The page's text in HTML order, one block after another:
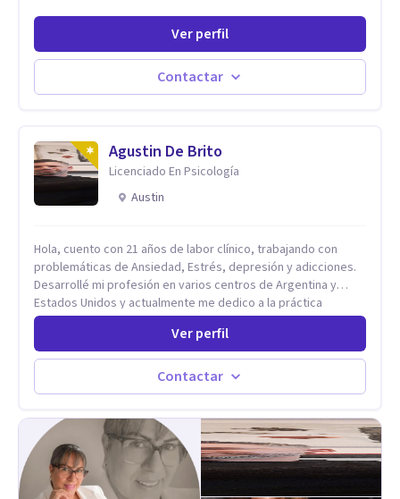
Ver perfil
Contactar
Agustin De Brito
Licenciado En Psicología
Austin
Hola, cuento con 21 años de labor clínico, trabajando con
problemáticas de Ansiedad, Estrés, depresión y adicciones.
Desarrollé mi profesión en varios centros de Argentina y
Estados Unidos y actualmente me dedico a la práctica
privada. Utilizo terapias cognitivas conductuales basadas en
evidencia científica con comprobados resultados. Los
objetivos terapéuticos están centrados en brindar
herramientas concretas para el cambio, que permitan
desarrollar nuevas habilidades y estrategias basadas en la
Ver perfil
Contactar